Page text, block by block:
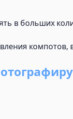
в больших
компотов,